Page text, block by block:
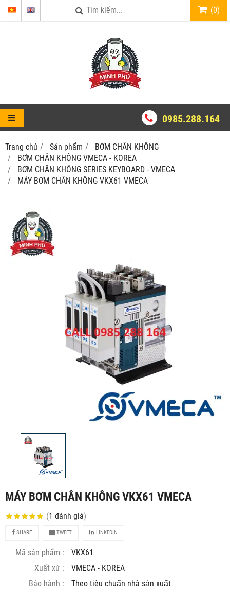
(0)
0985.288.164
Trang chủ Sản phẩm
BƠM CHÂN KHÔNG
BƠM CHÂN KHÔNG VMECA - KOREA
BƠM CHÂN KHÔNG SERIES KEYBOARD - VMECA
MÁY BƠM CHÂN KHÔNG VKX61 VMECA
MÁY BƠM CHÂN KHÔNG VKX61 VMECA
(1 đánh giá)
SHARE TWEET LINKEDIN
Mã sản phẩm :
VKX61
Xuất xứ :
VMECA - KOREA
Bảo hành :
Theo tiêu chuẩn nhà sản xuất